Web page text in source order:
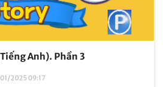
Anh). Phần 3
2025 09:17